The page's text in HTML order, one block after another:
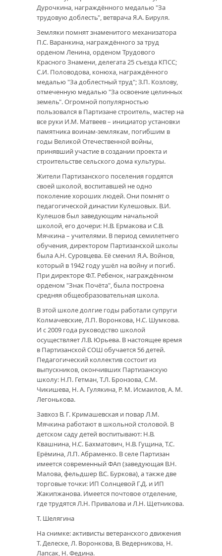
Дурочкина, награждённого медалью "За
трудовую доблесть", ветврача Я.А. Бируля.
Земляки помнят знаменитого механизатора
П.С. Варанкина, награждённого за труд
орденом Ленина, орденом Трудового
Красного Знамени, делегата 25 съезда КПСС;
С.И. Половодова, конюха, награждённого
медалью "За доблестный труд"; З.П. Козлову,
отмеченную медалью "За освоение целинных
земель". Огромной популярностью
пользовался в Партизане строитель, мастер на
все руки И.М. Матвеев – инициатор установки
памятника воинам-землякам, погибшим в
годы Великой Отечественной войны,
принявший участие в создании проекта и
строительстве сельского дома культуры.
Жители Партизанского поселения гордятся
своей школой, воспитавшей не одно
поколение хороших людей. Они помнят о
педагогической династии Кулешовых. В.И.
Кулешов был заведующим начальной
школой, его дочери: Н.В. Ермакова и С.В.
Мячкина – учителями. В период семилетнего
обучения, директором Партизанской школы
была А.Н. Суровцева. Её сменил Я.А. Войнов,
который в 1942 году ушёл на войну и погиб.
При директоре Ф.Т. Ребенок, награждённом
орденом "Знак Почёта", была построена
средняя общеобразовательная школа.
В этой школе долгие годы работали супруги
Колмачевские, Л.П. Воронкова, Н.С. Шумкова.
И с 2009 года руководство школой
осуществляет Л.В. Юрьева. В настоящее время
в Партизанской СОШ обучается 56 детей.
Педагогический коллектив состоит из
выпускников, окончивших Партизанскую
школу: Н.П. Гетман, Т.Л. Бронзова, С.М.
Чикишева, Н. А. Гулякина, Р. М. Исмаилов, А. М.
Легонькова.
Завхоз В. Г. Кримашевская и повар Л.М.
Мячкина работают в школьной столовой. В
детском саду детей воспитывают: Н.В.
Квашнина, Н.С. Бахматович, Н.В. Гущина, Т.С.
Ерёмина, Л.П. Абраменко. В селе Партизан
имеется современный ФАп (заведующая В.Н.
Малова, фельдшер В.С. Буркова), а также две
торговые точки: ИП Солнцевой Г.Д. и ИП
Жакипжанова. Имеется почтовое отделение,
где трудятся Л.Н. Привалова и Л.Н. Щетникова.
Т. Шелягина
На снимке: активисты ветеранского движения
Т. Делеске, Л. Воронкова, В. Ведерникова, Н.
Лапсак, Н. Федина.